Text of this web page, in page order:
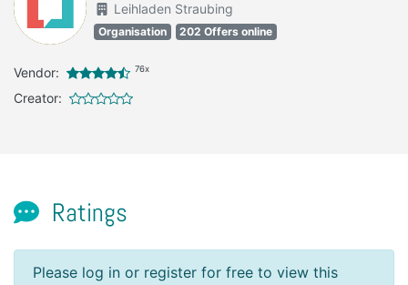
Leihladen Straubing
Organisation 202 Offers online
Vendor: 76x
Creator:
Ratings
Please log in or register for free to view this